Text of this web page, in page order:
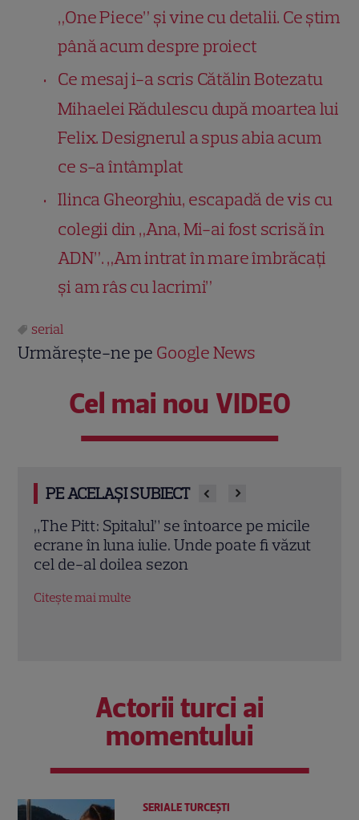
„One Piece” și vine cu detalii. Ce știm
până acum despre proiect
Ce mesaj i-a scris Cătălin Botezatu
Mihaelei Rădulescu după moartea lui
Felix. Designerul a spus abia acum
ce s-a întâmplat
Ilinca Gheorghiu, escapadă de vis cu
colegii din „Ana, Mi-ai fost scrisă în
ADN”. „Am intrat în mare îmbrăcați
și am râs cu lacrimi”
serial
Urmărește-ne pe Google News
Cel mai nou VIDEO
PE ACELAȘI SUBIECT
Transformarea uluitoare a lui Rick
Hoffman, actorul din Suits. A topit
kilogramele și fanii abia l-au recunoscut
Citește mai multe
Actorii turci ai
momentului
SERIALE TURCEŞTI